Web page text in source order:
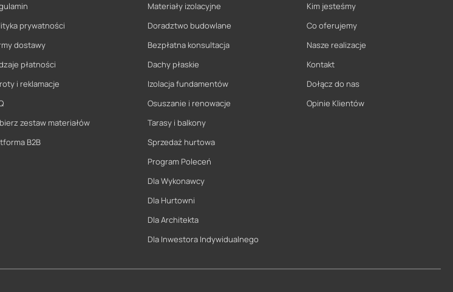
prywatności
dostawy
płatności
i reklamacje
zestaw materiałów
B2B
Materiały izolacyjne
Doradztwo budowlane
Bezpłatna konsultacja
Dachy płaskie
Izolacja fundamentów
Osuszanie i renowacje
Tarasy i balkony
Sprzedaż hurtowa
Program Poleceń
Dla Wykonawcy
Dla Hurtowni
Dla Architekta
Dla Inwestora Indywidualnego
Kim jesteśmy
Co oferujemy
Nasze realizacje
Kontakt
Dołącz do nas
Opinie Klientów